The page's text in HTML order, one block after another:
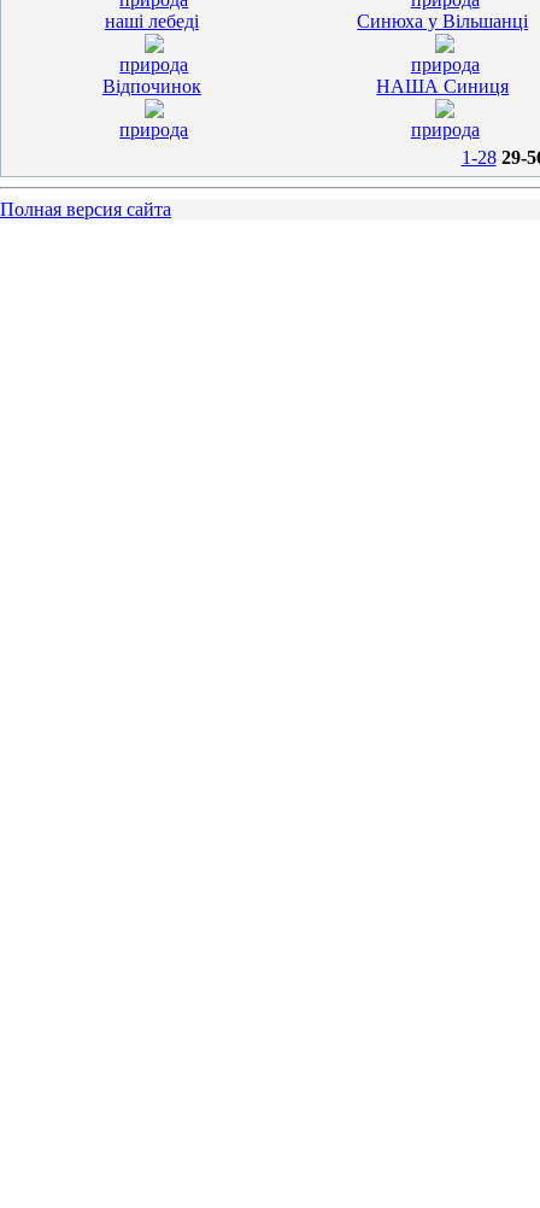
наші лебеді
природа
Синюха у Вільшанці
природа
Відпочинок
природа
НАША Синиця
природа
1-28 29-
Полная версия сайта